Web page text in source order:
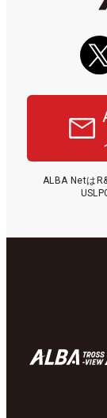
ALBA Netは